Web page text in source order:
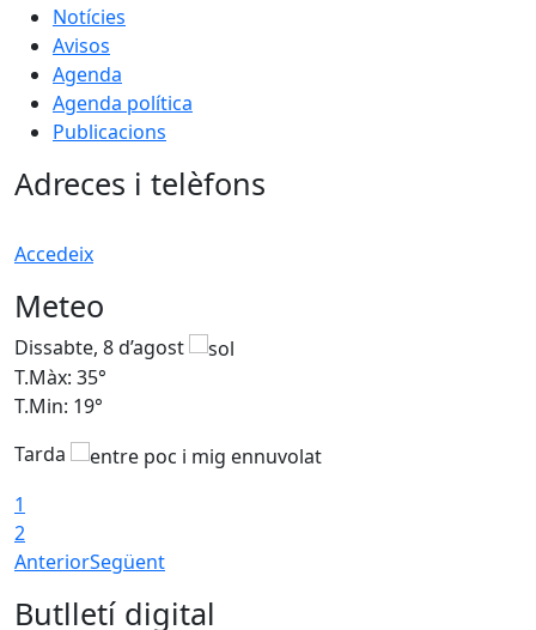
Notícies
Avisos
Agenda
Agenda política
Publicacions
Adreces i telèfons
Accedeix
Meteo
Dissabte, 8 d’agost
T.Màx: 35°
T.Min: 19°
Tarda
1
2
AnteriorSegüent
Butlletí digital